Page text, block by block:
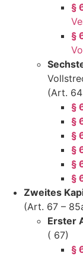
§
§
(Art.
§
§
§
§
§
§
Zweites
(Art. 67 –
Erster
( 67)
§